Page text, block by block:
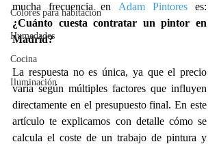
Colores para habitación
Humedades
Cocina
Iluminación
mucha frecuencia en Adam Pintores
¿Cuánto cuesta contratar un pintor en
Madrid?
La respuesta no es única, ya que el precio
varía según múltiples factores que influyen
directamente en el presupuesto final. En este
artículo te explicamos con detalle cómo se
calcula el coste de un trabajo de pintura y